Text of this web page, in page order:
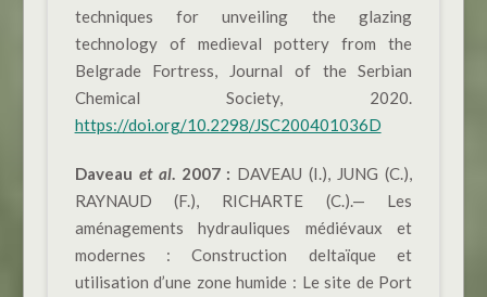
techniques for unveiling the glazing
technology of medieval pottery from the
Belgrade Fortress, Journal of the Serbian
Chemical Society, 2020.
https://doi.org/10.2298/JSC200401036D
Daveau et al.2007 : DAVEAU (I.), JUNG (C.),
RAYNAUD (F.), RICHARTE (C.).— Les
aménagements hydrauliques médiévaux et
modernes : Construction deltaïque et
utilisation d’une zone humide : Le site de Port